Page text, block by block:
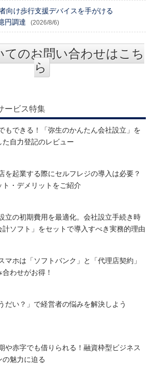
向け歩行支援デバイスを手がける
円調達
(2026/8/6)
てのお問い合わせはこち
ら
ービス特集
もできる！「弥生のかんたん会社設立」を
た自力登記のレビュー
を起業する際にセルフレジの導入は必要？
ト・デメリットをご紹介
立の初期費用を最適化。会社設立手続き時
計ソフト」をセットで導入すべき実務的理由
マホは「ソフトバンク」と「代理店契約」
わせがお得！
うだい？」で経営者の悩みを解決しよう
や赤字でも借りられる！融資枠型ビジネス
の魅力に迫る